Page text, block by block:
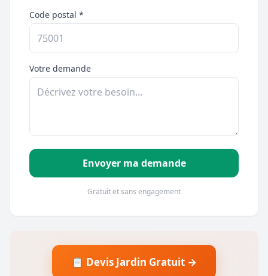
Code postal *
Votre demande
Envoyer ma demande
Gratuit et sans engagement
📋 Devis Jardin Gratuit →